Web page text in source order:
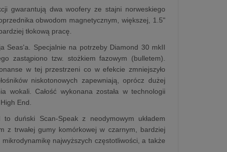
gwarantują dwa woofery ze stajni norweskiego
obwodom magnetycznym, większej, 1.5"
tłokową pracę.
Seas'a. Specjalnie na potrzeby Diamond 30 mkII
zastąpiono tzw. stożkiem fazowym (bulletem).
w tej przestrzeni co w efekcie zmniejszyło
niskotonowych zapewniają, oprócz dużej
wokali. Całość wykonana została w technologii
End.
duński Scan-Speak z neodymowym układem
z trwałej gumy komórkowej w czarnym, bardziej
najwyższych częstotliwości, a także